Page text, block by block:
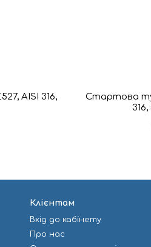
AISI 316,
Стартова
Клієнтам
Вхід до кабінету
Про нас